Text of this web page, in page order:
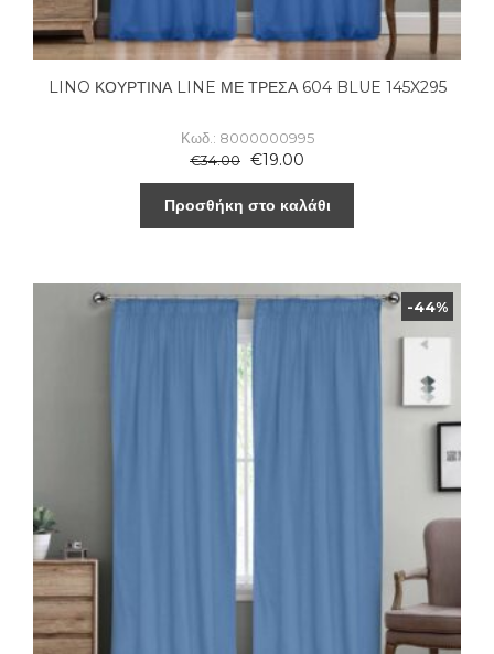
LINO ΚΟΥΡΤΙΝΑ LINE ΜΕ ΤΡΕΣΑ 604 BLUE 145X295
Κωδ.: 8000000995
€34.00 €19.00
Προσθήκη στο καλάθι
-44%